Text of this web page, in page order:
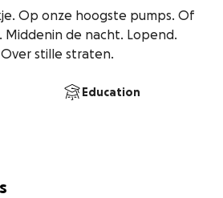
Op onze hoogste pumps. Of
Middenin de nacht. Lopend.
stille straten.
Education